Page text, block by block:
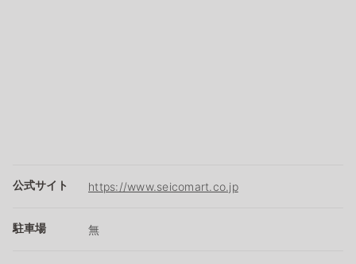
公式サイト https://www.seicomart.co.jp
駐車場 無